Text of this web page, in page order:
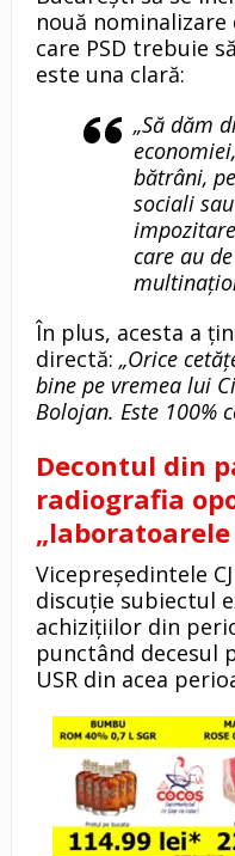
nouă
care PSD trebuie
este una clară:
„Să dăm
bătrâni,
sociali
care au
În plus, acesta a
directă: „Orice
bine pe vremea lui
Bolojan. Este 100%
Decontul din
radiografia
Vicepreședintele
discuție subiectul
achizițiilor din
punctând decesul
USR din acea